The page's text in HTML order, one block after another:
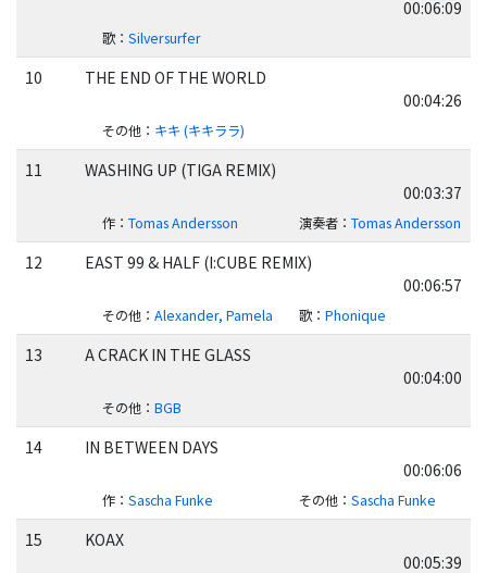
00:06:09
歌： Silversurfer
10
THE END OF THE WORLD
00:04:26
その他： キキ (キキララ)
11
WASHING UP (TIGA REMIX)
00:03:37
作： Tomas Andersson 演奏者： Tomas Andersson
12
EAST 99 & HALF (I:CUBE REMIX)
00:06:57
その他： Alexander, Pamela 歌： Phonique
13
A CRACK IN THE GLASS
00:04:00
その他： BGB
14
IN BETWEEN DAYS
00:06:06
作： Sascha Funke その他： Sascha Funke
15
KOAX
00:05:39